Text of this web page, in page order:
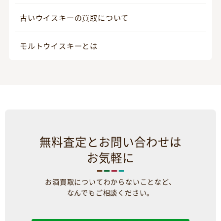
古いウイスキーの買取について
モルトウイスキーとは
無料査定とお問い合わせは
お気軽に
お酒買取についてわからないことなど、
なんでもご相談ください。